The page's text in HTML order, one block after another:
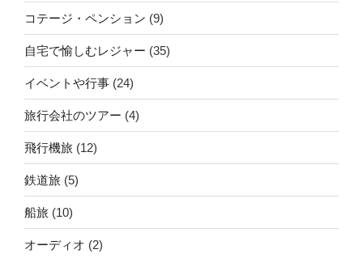
コテージ・ペンション (9)
自宅で愉しむレジャー (35)
イベントや行事 (24)
旅行会社のツアー (4)
飛行機旅 (12)
鉄道旅 (5)
船旅 (10)
オーディオ (2)